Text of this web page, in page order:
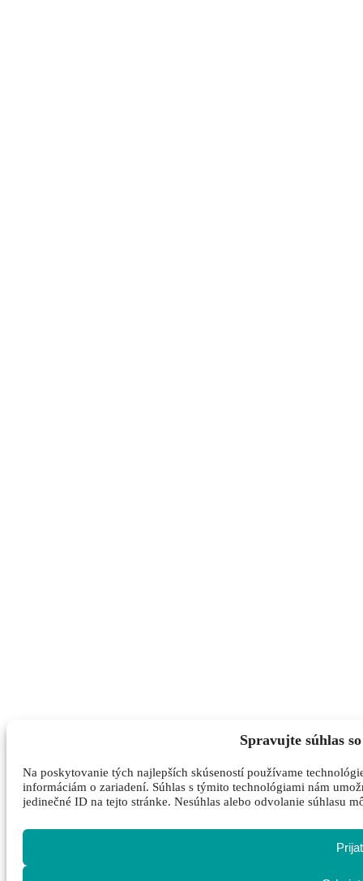
Spravujte súhlas
Na poskytovanie tých najlepších skúseností používame
informáciám o zariadení. Súhlas s týmito technológiami nám
jedinečné ID na tejto stránke. Nesúhlas alebo odvolanie súhlasu